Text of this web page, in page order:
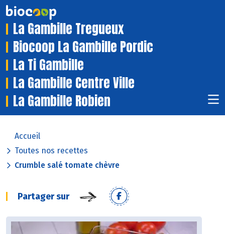
La Gambille Tregueux
Biocoop La Gambille Pordic
La Ti Gambille
La Gambille Centre Ville
La Gambille Robien
Accueil
Toutes nos recettes
Crumble salé tomate chèvre
Partager sur